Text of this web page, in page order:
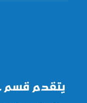
يتقدم قسم